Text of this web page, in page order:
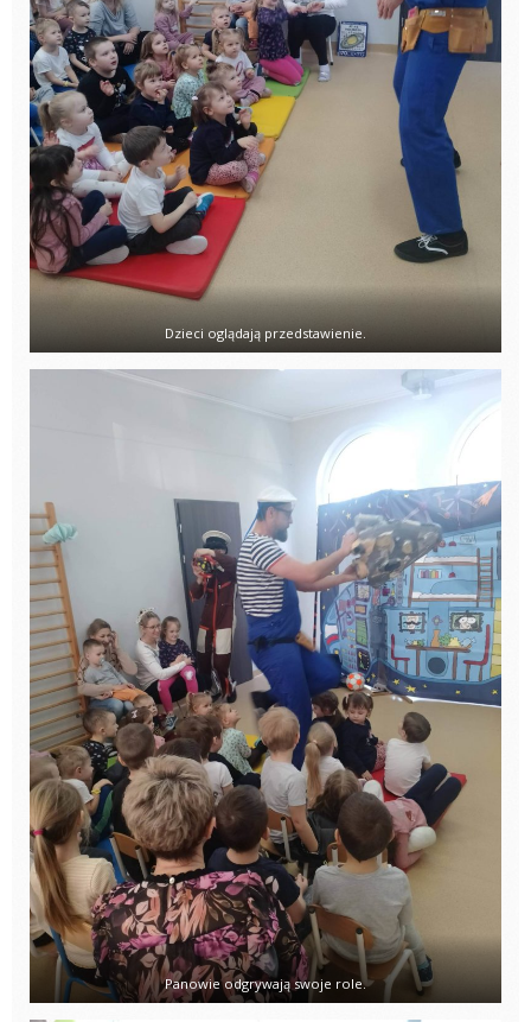
Dzieci oglądają przedstawienie.
Panowie odgrywają swoje role.